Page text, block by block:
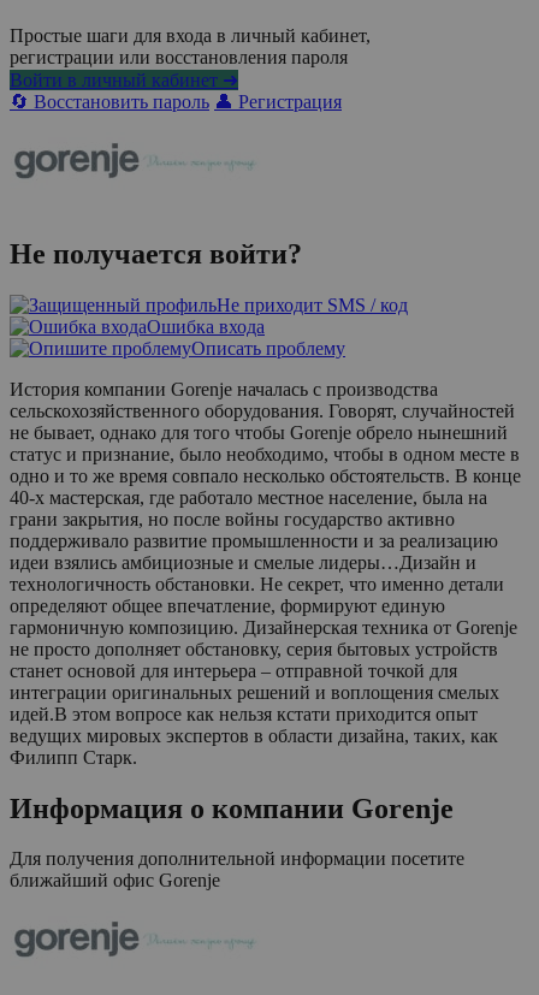
Простые шаги для входа в личный кабинет,
регистрации или восстановления пароля
Войти в личный кабинет ➜
🔄 Восстановить пароль 👤 Регистрация
Не получается войти?
Не приходит SMS / код
Ошибка входа
Описать проблему
История компании Gorenje началась с производства
сельскохозяйственного оборудования. Говорят, случайностей
не бывает, однако для того чтобы Gorenje обрело нынешний
статус и признание, было необходимо, чтобы в одном месте в
одно и то же время совпало несколько обстоятельств. В конце
40-х мастерская, где работало местное население, была на
грани закрытия, но после войны государство активно
поддерживало развитие промышленности и за реализацию
идеи взялись амбициозные и смелые лидеры…Дизайн и
технологичность обстановки. Не секрет, что именно детали
определяют общее впечатление, формируют единую
гармоничную композицию. Дизайнерская техника от Gorenje
не просто дополняет обстановку, серия бытовых устройств
станет основой для интерьера – отправной точкой для
интеграции оригинальных решений и воплощения смелых
идей.В этом вопросе как нельзя кстати приходится опыт
ведущих мировых экспертов в области дизайна, таких, как
Филипп Старк.
Информация о компании Gorenje
Для получения дополнительной информации посетите
ближайший офис Gorenje